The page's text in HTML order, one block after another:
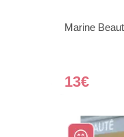
Marine
13€